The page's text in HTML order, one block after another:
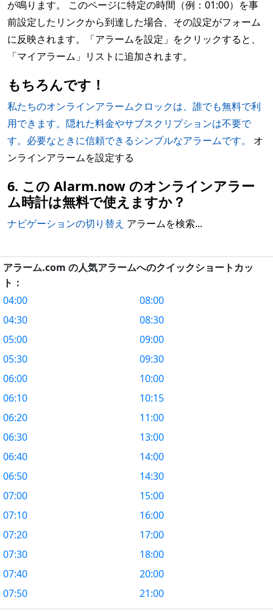
が鳴ります。 このページに特定の時間（例：01:00）を事
前設定したリンクから到達した場合、その設定がフォーム
に反映されます。「アラームを設定」をクリックすると、
「マイアラーム」リストに追加されます。
もちろんです！
私たちのオンラインアラームクロックは、誰でも無料で利
用できます。隠れた料金やサブスクリプションは不要で
す。必要なときに信頼できるシンプルなアラームです。
オ
ンラインアラームを設定する
6. この Alarm.now のオンラインアラー
ム時計は無料で使えますか？
ナビゲーションの切り替え アラームを検索...
アラーム.com の人気アラームへのクイックショートカッ
ト：
04:00
04:30
05:00
05:30
06:00
06:10
06:20
06:30
06:40
06:50
07:00
07:10
07:20
07:30
07:40
07:50
08:00
08:30
09:00
09:30
10:00
10:15
11:00
13:00
14:00
14:30
15:00
16:00
17:00
18:00
20:00
21:00